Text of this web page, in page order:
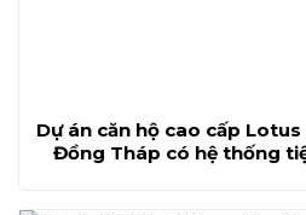
Dự án căn hộ cao cấp
Đồng Tháp có hệ thống